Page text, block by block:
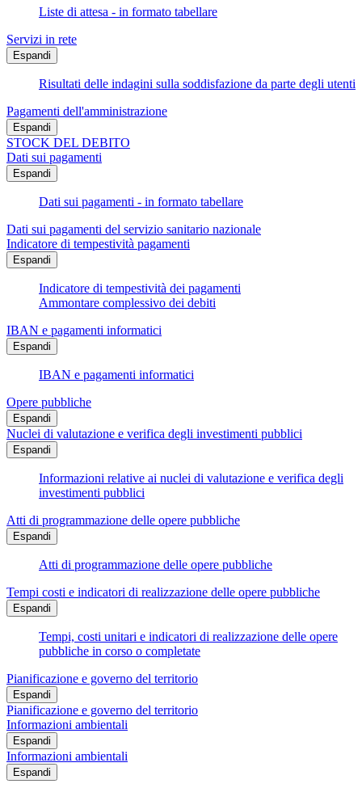
Liste di attesa - in formato tabellare
Servizi in rete
Espandi
Risultati delle indagini sulla soddisfazione da parte degli utenti
Pagamenti dell'amministrazione
Espandi
STOCK DEL DEBITO
Dati sui pagamenti
Espandi
Dati sui pagamenti - in formato tabellare
Dati sui pagamenti del servizio sanitario nazionale
Indicatore di tempestività pagamenti
Espandi
Indicatore di tempestività dei pagamenti
Ammontare complessivo dei debiti
IBAN e pagamenti informatici
Espandi
IBAN e pagamenti informatici
Opere pubbliche
Espandi
Nuclei di valutazione e verifica degli investimenti pubblici
Espandi
Informazioni relative ai nuclei di valutazione e verifica degli
investimenti pubblici
Atti di programmazione delle opere pubbliche
Espandi
Atti di programmazione delle opere pubbliche
Tempi costi e indicatori di realizzazione delle opere pubbliche
Espandi
Tempi, costi unitari e indicatori di realizzazione delle opere
pubbliche in corso o completate
Pianificazione e governo del territorio
Espandi
Pianificazione e governo del territorio
Informazioni ambientali
Espandi
Informazioni ambientali
Espandi